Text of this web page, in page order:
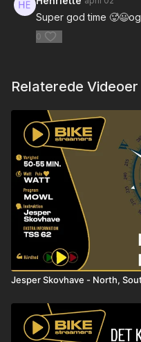
Super god time 🥵😃og
0
Relaterede Videoer
Jesper Skovhave - North,